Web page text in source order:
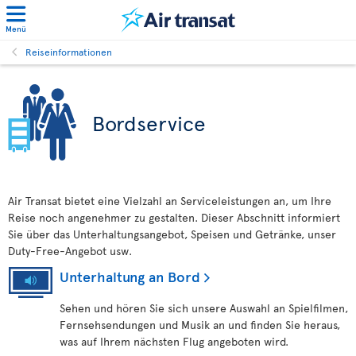
Menü
Reiseinformationen
Bordservice
Air Transat bietet eine Vielzahl an Serviceleistungen an, um Ihre
Reise noch angenehmer zu gestalten. Dieser Abschnitt informiert
Sie über das Unterhaltungsangebot, Speisen und Getränke, unser
Duty-Free-Angebot usw.
Unterhaltung an Bord
Sehen und hören Sie sich unsere Auswahl an Spielfilmen,
Fernsehsendungen und Musik an und finden Sie heraus,
was auf Ihrem nächsten Flug angeboten wird.